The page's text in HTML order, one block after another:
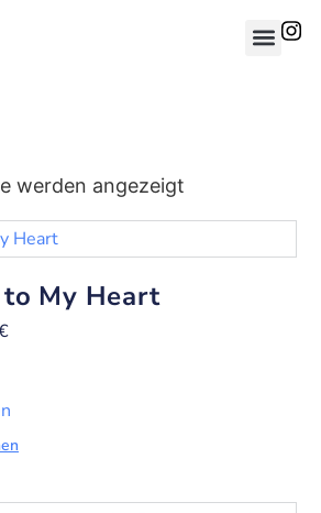
werden angezeigt
My Heart